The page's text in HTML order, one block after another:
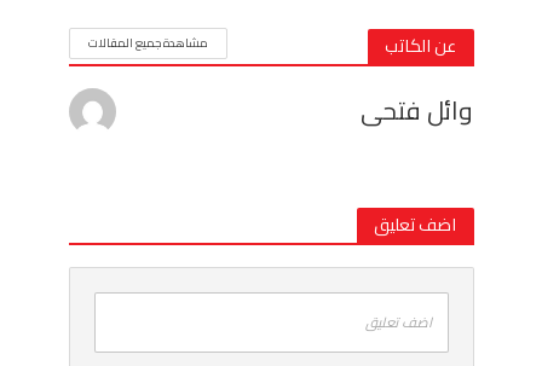
عن الكاتب مشاهدة جميع المقالات
وائل فتحى
اضف تعليق
اضف تعليق